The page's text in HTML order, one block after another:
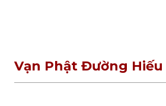
Vạn Phật Đường Hiếu